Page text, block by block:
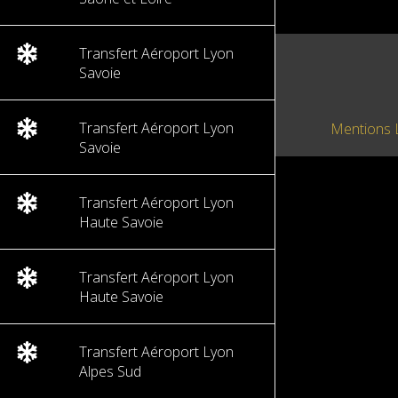
Transfert Aéroport Lyon
Savoie
Transfert Aéroport Lyon
Savoie
Transfert Aéroport Lyon
Haute Savoie
Transfert Aéroport Lyon
Haute Savoie
Transfert Aéroport Lyon
Alpes Sud
Mentions